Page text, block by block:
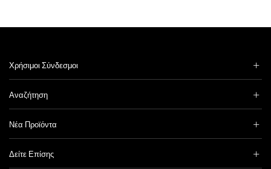
Χρήσιμοι Σύνδεσμοι
Αναζήτηση
Νέα Προϊόντα
Δείτε Επίσης